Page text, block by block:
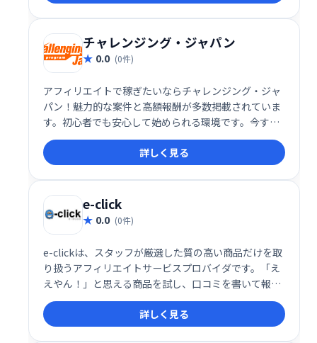
チャレンジング・ジャパン
0.0 (0件)
アフィリエイトで稼ぎたいならチャレンジング・ジャ
パン！魅力的な案件と高額報酬が多数掲載されていま
す。初心者でも安心して始められる環境です。今すぐ
登録して、広告収入で理想の生活を手に入れましょ
う！
詳しく見る
e-click
0.0 (0件)
e-clickは、スタッフが厳選した質の高い商品だけを取
り扱うアフィリエイトサービスプロバイダです。「え
えやん！」と思える商品を試し、口コミを書いて報酬
を得られる、新しいアフィリエイト体験を提供しま
す。
詳しく見る